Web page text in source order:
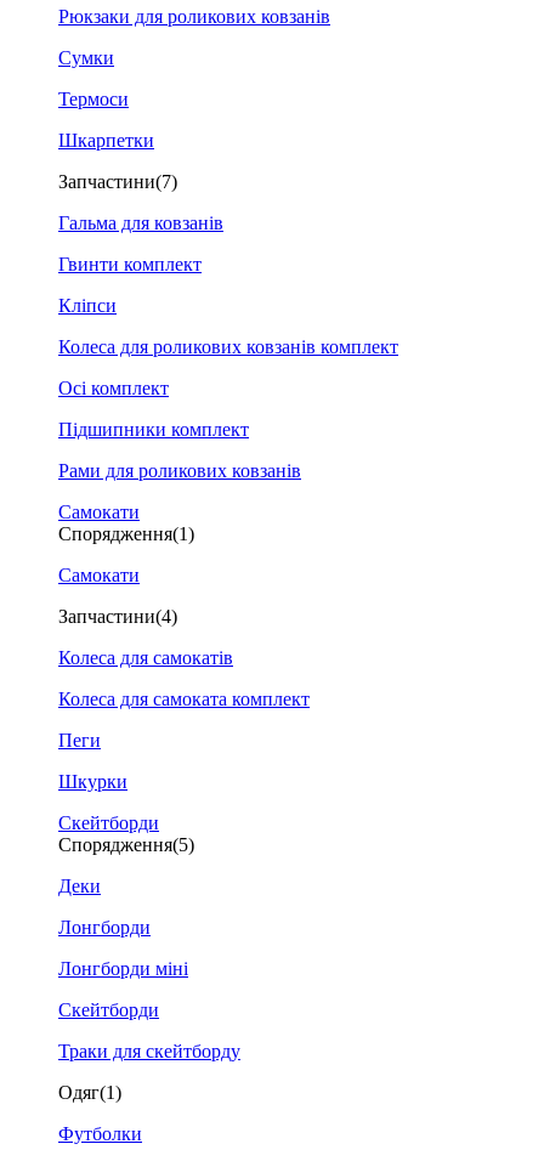
Рюкзаки для роликових ковзанів
Сумки
Термоси
Шкарпетки
Запчастини(7)
Гальма для ковзанів
Гвинти комплект
Кліпси
Колеса для роликових ковзанів комплект
Осі комплект
Підшипники комплект
Рами для роликових ковзанів
Самокати
Спорядження(1)
Самокати
Запчастини(4)
Колеса для самокатів
Колеса для самоката комплект
Пеги
Шкурки
Скейтборди
Спорядження(5)
Деки
Лонгборди
Лонгборди міні
Скейтборди
Траки для скейтборду
Одяг(1)
Футболки